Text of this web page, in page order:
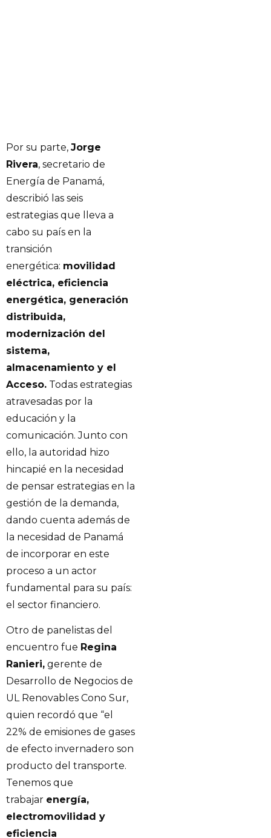
Por su parte, Jorge
Rivera, secretario de
Energía de Panamá,
describió las seis
estrategias que lleva a
cabo su país en la
transición
energética: movilidad
eléctrica, eficiencia
energética, generación
distribuida,
modernización del
sistema,
almacenamiento y el
Acceso. Todas estrategias
atravesadas por la
educación y la
comunicación. Junto con
ello, la autoridad hizo
hincapié en la necesidad
de pensar estrategias en la
gestión de la demanda,
dando cuenta además de
la necesidad de Panamá
de incorporar en este
proceso a un actor
fundamental para su país:
el sector financiero.
Otro de panelistas del
encuentro fue Regina
Ranieri, gerente de
Desarrollo de Negocios de
UL Renovables Cono Sur,
quien recordó que “el
22% de emisiones de gases
de efecto invernadero son
producto del transporte.
Tenemos que
trabajar energía,
electromovilidad y
eficiencia